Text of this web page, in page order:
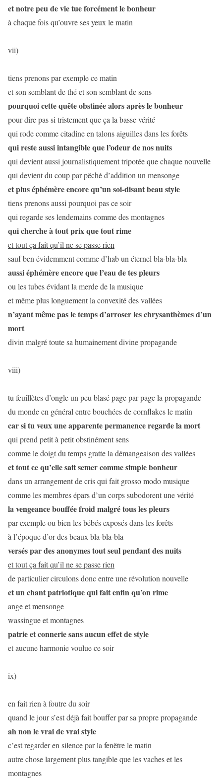
et notre peu de vie tue forcément le bonheur
à chaque fois qu’ouvre ses yeux le matin
vii)
tiens prenons par exemple ce matin
et son semblant de thé et son semblant de sens
pourquoi cette quête obstinée alors après le bonheur
pour dire pas si tristement que ça la basse vérité
qui rode comme citadine en talons aiguilles dans les forêts
qui reste aussi intangible que l’odeur de nos nuits
qui devient aussi journalistiquement tripotée que chaque nouvelle
qui devient du coup par pêché d’addition un mensonge
et plus éphémère encore qu’un soi-disant beau style
tiens prenons aussi pourquoi pas ce soir
qui regarde ses lendemains comme des montagnes
qui cherche à tout prix que tout rime
et tout ça fait qu’il ne se passe rien
sauf ben évidemment comme d’hab un éternel bla-bla-bla
aussi éphémère encore que l’eau de tes pleurs
ou les tubes évidant la merde de la musique
et même plus longuement la convexité des vallées
n’ayant même pas le temps d’arroser les chrysanthèmes d’un
mort
divin malgré toute sa humainement divine propagande
viii)
tu feuillètes d’ongle un peu blasé page par page la propagande
du monde en général entre bouchées de cornflakes le matin
car si tu veux une apparente permanence regarde la mort
qui prend petit à petit obstinément sens
comme le doigt du temps gratte la démangeaison des vallées
et tout ce qu’elle sait semer comme simple bonheur
dans un arrangement de cris qui fait grosso modo musique
comme les membres épars d’un corps subodorent une vérité
la vengeance bouffée froid malgré tous les pleurs
par exemple ou bien les bébés exposés dans les forêts
à l’époque d’or des beaux bla-bla-bla
versés par des anonymes tout seul pendant des nuits
et tout ça fait qu’il ne se passe rien
de particulier circulons donc entre une révolution nouvelle
et un chant patriotique qui fait enfin qu’on rime
ange et mensonge
wassingue et montagnes
patrie et connerie sans aucun effet de style
et aucune harmonie voulue ce soir
ix)
en fait rien à foutre du soir
quand le jour s’est déjà fait bouffer par sa propre propagande
ah non le vrai de vrai style
c’est regarder en silence par la fenêtre le matin
autre chose largement plus tangible que les vaches et les
montagnes